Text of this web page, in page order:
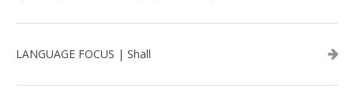
LANGUAGE FOCUS | Shall